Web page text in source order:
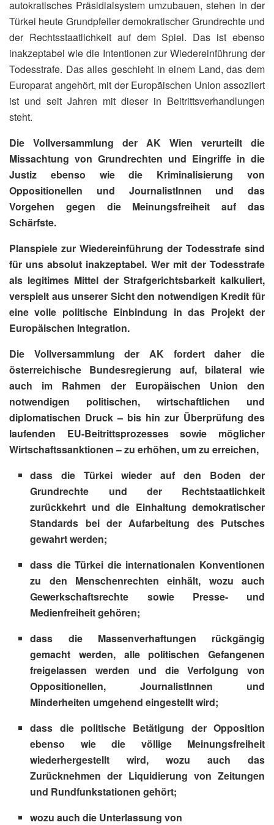
autokratisches Präsidialsystem umzubauen, stehen in der
Türkei heute Grundpfeiler demokratischer Grundrechte und
der Rechtsstaatlichkeit auf dem Spiel. Das ist ebenso
inakzeptabel wie die Intentionen zur Wiedereinführung der
Todesstrafe. Das alles geschieht in einem Land, das dem
Europarat angehört, mit der Europäischen Union assoziiert
ist und seit Jahren mit dieser in Beitrittsverhandlungen
steht.
Die Vollversammlung der AK Wien verurteilt die
Missachtung von Grundrechten und Eingriffe in die
Justiz ebenso wie die Kriminalisierung von
Oppositionellen und JournalistInnen und das
Vorgehen gegen die Meinungsfreiheit auf das
Schärfste.
Planspiele zur Wiedereinführung der Todesstrafe sind
für uns absolut inakzeptabel. Wer mit der Todesstrafe
als legitimes Mittel der Strafgerichtsbarkeit kalkuliert,
verspielt aus unserer Sicht den notwendigen Kredit für
eine volle politische Einbindung in das Projekt der
Europäischen Integration.
Die Vollversammlung der AK fordert daher die
österreichische Bundesregierung auf, bilateral wie
auch im Rahmen der Europäischen Union den
notwendigen politischen, wirtschaftlichen und
diplomatischen Druck – bis hin zur Überprüfung des
laufenden EU-Beitrittsprozesses sowie möglicher
Wirtschaftssanktionen – zu erhöhen, um zu erreichen,
dass die Türkei wieder auf den Boden der
Grundrechte und der Rechtstaatlichkeit
zurückkehrt und die Einhaltung demokratischer
Standards bei der Aufarbeitung des Putsches
gewahrt werden;
dass die Türkei die internationalen Konventionen
zu den Menschenrechten einhält, wozu auch
Gewerkschaftsrechte sowie Presse- und
Medienfreiheit gehören;
dass die Massenverhaftungen rückgängig
gemacht werden, alle politischen Gefangenen
freigelassen werden und die Verfolgung von
Oppositionellen, JournalistInnen und
Minderheiten umgehend eingestellt wird;
dass die politische Betätigung der Opposition
ebenso wie die völlige Meinungsfreiheit
wiederhergestellt wird, wozu auch das
Zurücknehmen der Liquidierung von Zeitungen
und Rundfunkstationen gehört;
wozu auch die Unterlassung von